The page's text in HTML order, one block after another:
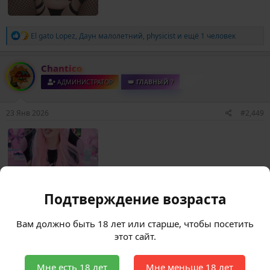
Подтверждение возраста
Вам должно быть 18 лет или старше, чтобы посетить
этот сайт.
Мне есть 18 лет Мне меньше 18 лет
Р
к
ц
и
El gato Lopez, Даун малолетний, physicist и ещё 1 человек
Chantico
АДМИНИСТРАТОР 👑 ГЛАВНЫЙ ?
23 Янв 2026 #2,449
а
Максуха
АДМИНИСТРАТОР 👑 ГЛАВНЫЙ ?